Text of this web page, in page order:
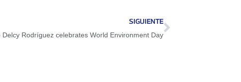
SIGUIENTE
Delcy Rodríguez celebrates World Environment Day